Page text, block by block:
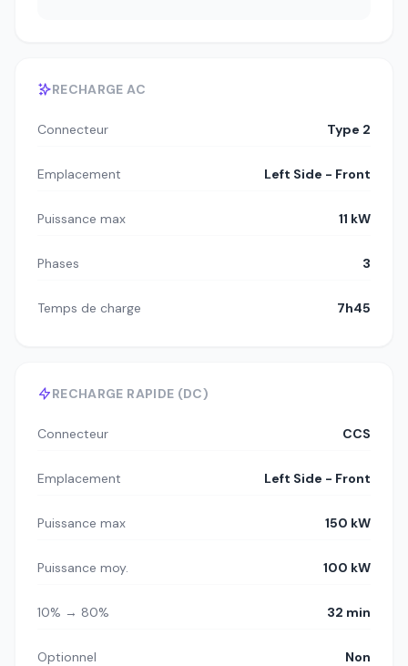
RECHARGE AC
Connecteur Type 2
Emplacement Left Side - Front
Puissance max 11 kW
Phases 3
Temps de charge 7h45
RECHARGE RAPIDE (DC)
Connecteur CCS
Emplacement Left Side - Front
Puissance max 150 kW
Puissance moy. 100 kW
10% → 80% 32 min
Optionnel Non